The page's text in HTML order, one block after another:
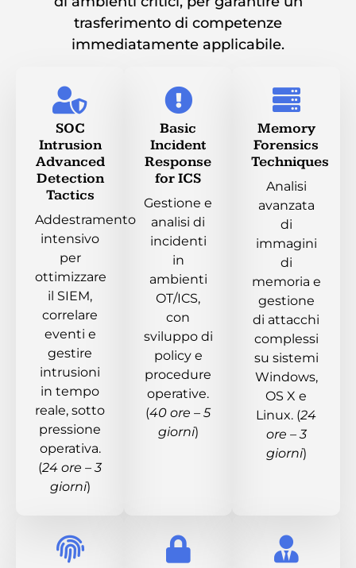
trasferimento di competenze
immediatamente applicabile.
SOC
Intrusion
Advanced
Detection
Tactics
Addestramento
intensivo
per
ottimizzare
il SIEM,
correlare
eventi e
gestire
intrusioni
in tempo
reale, sotto
pressione
operativa.
(24 ore – 3
giorni)
Basic
Incident
Response
for ICS
Gestione e
analisi di
incidenti
in
ambienti
OT/ICS,
con
sviluppo di
policy e
procedure
operative.
(40 ore – 5
giorni)
Memory
Forensics
Techniques
Analisi
avanzata
di
immagini
di
memoria e
gestione
di attacchi
complessi
su sistemi
Windows,
OS X e
Linux. (24
ore – 3
giorni)